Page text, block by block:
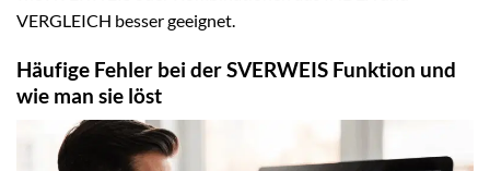
VERGLEICH besser geeignet.
Häufige Fehler bei der SVERWEIS Funktion und
wie man sie löst